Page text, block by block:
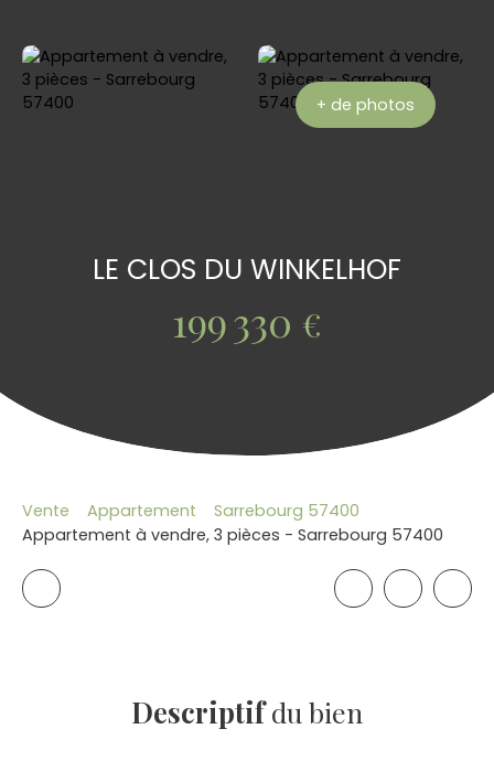
+ de photos
LE CLOS DU WINKELHOF
199 330 €
Vente Appartement
Sarrebourg 57400
Appartement à vendre, 3 pièces - Sarrebourg 57400
Descriptifdu bien